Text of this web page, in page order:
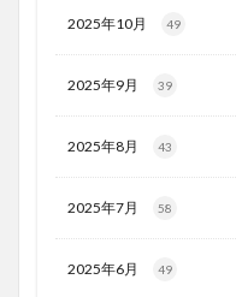
2025年10月 49
2025年9月 39
2025年8月 43
2025年7月 58
2025年6月 49